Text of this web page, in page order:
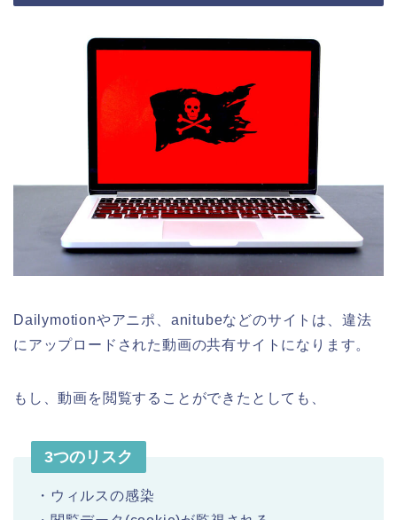
Dailymotionやアニポ、anitubeなどのサイトは、違法
にアップロードされた動画の共有サイトになります。
もし、動画を閲覧することができたとしても、
3つのリスク
・ウィルスの感染